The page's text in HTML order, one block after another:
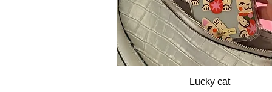
Vista rápida
Lucky cat